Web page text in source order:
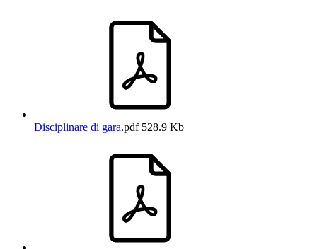
Disciplinare di gara.pdf528.9 Kb